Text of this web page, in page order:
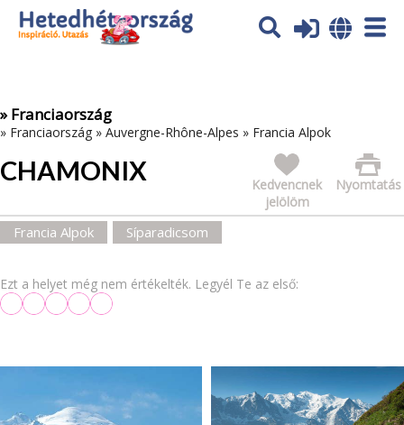
Az oldal sütiket (cookies) használ. További tájékoztatás itt:
Adatvédelmi tájékoztató
» Franciaország
» Franciaország » Auvergne-Rhône-Alpes » Francia Alpok
CHAMONIX Nyomtatás
Kedvencnek
jelölöm
Francia Alpok Síparadicsom
Ezt a helyet még nem értékelték. Legyél Te az első: